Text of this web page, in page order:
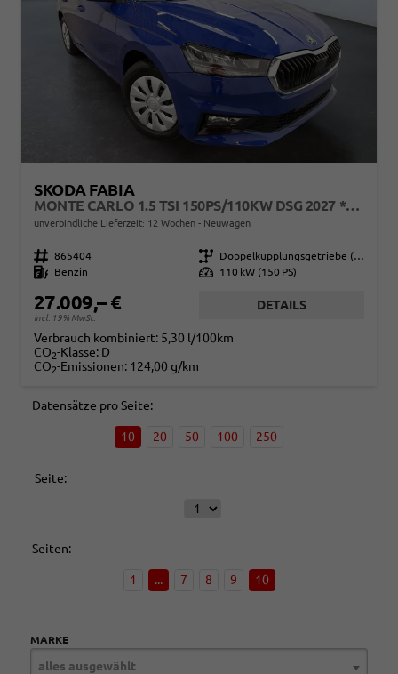
SKODA FABIA
MONTE CARLO 1.5 TSI 150PS/110KW DSG 2027 *VOLL-LED+SPORTSITZE*
unverbindliche Lieferzeit: 12 Wochen Neuwagen
Fahrzeugnr. 865404 Getriebe
Doppelkupplungsgetriebe (DSG)
Kraftstoff
Benzin Leistung 110 kW (150 PS)
27.009,– €
incl. 19% MwSt.
DETAILS
Verbrauch kombiniert: 5,30 l/100km
CO2-Klasse: D
CO2-Emissionen: 124,00 g/km
Datensätze pro Seite:
10 20 50 100 250
Seite:
Seiten:
1 ... 7 8 9 10
MARKE
alles ausgewählt